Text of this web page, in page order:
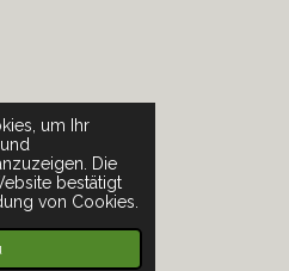
um Ihr
Die
bestätigt
von Cookies.
PayPal
PayPal